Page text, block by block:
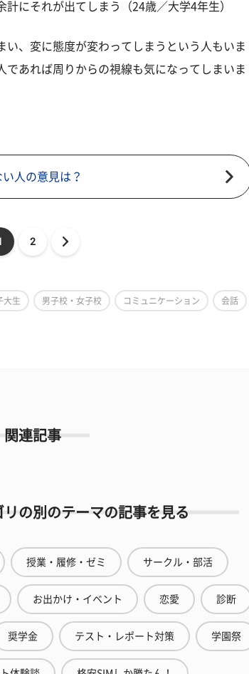
計にそれが出てしまう（24歳／大学4年生）
い、変に態度が変わってしまうという人もいま
であれば周りからの視線も気になってしまいま
人の意見は？
2
大生 男子校・女子校 コミュニケーション 会話
関連記事
リの別のテーマの記事を見る
授業・履修・ゼミ サークル・部活
お出かけ・イベント 恋愛 診断
奨学金 テスト・レポート対策 学園祭